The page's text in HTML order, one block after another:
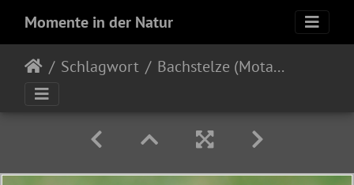
Momente in der Natur
Schlagwort Bachstelze (Motacilla alba)